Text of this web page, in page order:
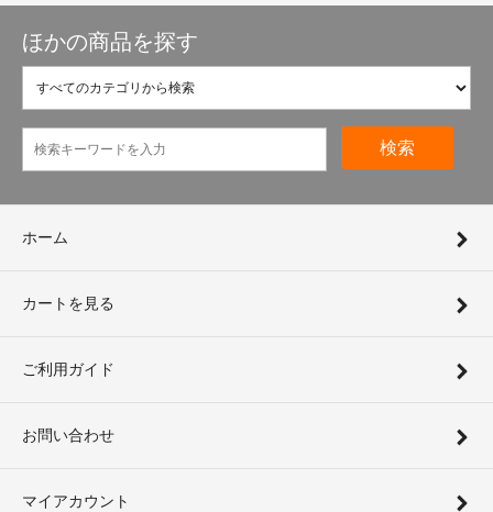
ほかの商品を探す
検索
ホーム
カートを見る
ご利用ガイド
お問い合わせ
マイアカウント